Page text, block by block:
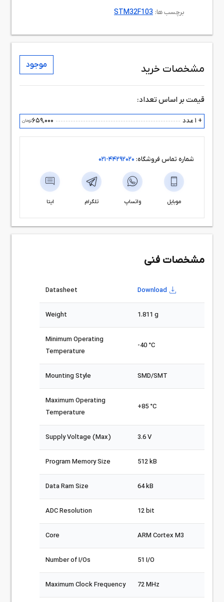
برچسب ها: STM32F103
مشخصات خرید موجود
قیمت بر اساس تعداد:
+ 1 عدد 659,000تومان
شماره تماس فروشگاه: 44292020-021
موبایل واتساپ تلگرام ایتا
مشخصات فنی
Datasheet Download
Weight 1.811 g
Minimum Operating
Temperature
-40 °C
Mounting Style SMD/SMT
Maximum Operating
Temperature
+85 °C
Supply Voltage (Max) 3.6 V
Program Memory Size 512 kB
Data Ram Size 64 kB
ADC Resolution 12 bit
Core ARM Cortex M3
Number of I/Os 51 I/O
Maximum Clock Frequency 72 MHz